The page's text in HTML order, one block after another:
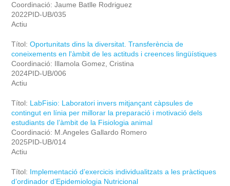
Coordinació: Jaume Batlle Rodriguez
2022PID-UB/035
Actiu
Títol: Oportunitats dins la diversitat. Transferència de
coneixements en l'àmbit de les actituds i creences lingüístiques
Coordinació: Illamola Gomez, Cristina
2024PID-UB/006
Actiu
Títol: LabFisio: Laboratori invers mitjançant càpsules de
contingut en línia per millorar la preparació i motivació dels
estudiants de l’àmbit de la Fisiologia animal
Coordinació: M.Angeles Gallardo Romero
2025PID-UB/014
Actiu
Títol: Implementació d’exercicis individualitzats a les pràctiques
d’ordinador d’Epidemiologia Nutricional